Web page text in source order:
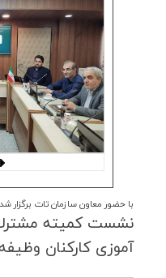
با حضور معاون سازمان تات برگزار
نشست كمیته مشترك
آموزی كاركنان